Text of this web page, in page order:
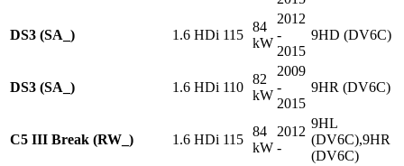
DS3 (SA_) 1.6 HDi 115
84
kW
2012
-
2015
9HD (DV6C)
DS3 (SA_) 1.6 HDi 110
82
kW
2009
-
2015
9HR (DV6C)
C5 III Break (RW_) 1.6 HDi 115
84
kW
2012
-
9HL
(DV6C),9HR
(DV6C)